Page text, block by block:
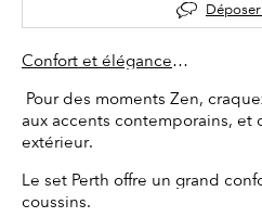
Confort et élégance…
Pour des moments Zen,
aux accents contemporains, et
extérieur.
Le set Perth offre un grand
coussins.